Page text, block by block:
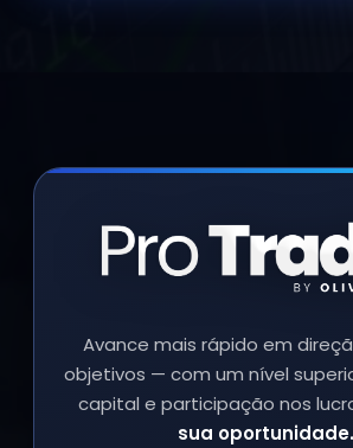
Avance mais rápido em
objetivos — com um nível
capital e participação nos
sua oportunidade.